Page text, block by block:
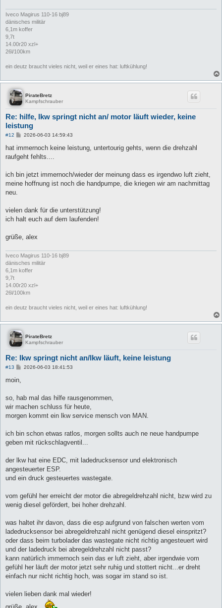
Iveco Magirus 110-16 bj89
dänisches militär
6,1m koffer
9,7t
14.00r20 xzl+
26l/100km
ein deutz braucht vieles nicht, weil er eines hat: luftkühlung!
PirateBretz
Kampfschrauber
Re: hilfe, lkw springt nicht an/ motor läuft wieder, keine
leistung
#12
B
i
r
2026-06-03 14:59:43
hat immernoch keine leistung, untertourig gehts, wenn die drehzahl
raufgeht fehlts....
ich bin jetzt immernoch/wieder der meinung dass es irgendwo luft zieht,
meine hoffnung ist noch die handpumpe, die kriegen wir am nachmittag
neu.
vielen dank für die unterstützung!
ich halt euch auf dem laufenden!
grüße, alex
Iveco Magirus 110-16 bj89
dänisches militär
6,1m koffer
9,7t
14.00r20 xzl+
26l/100km
ein deutz braucht vieles nicht, weil er eines hat: luftkühlung!
PirateBretz
Kampfschrauber
Re: lkw springt nicht an/lkw läuft, keine leistung
#13
B
a
2026-06-03 18:41:53
moin,
so, hab mal das hilfe rausgenommen,
wir machen schluss für heute,
morgen kommt ein lkw service mensch von MAN.
ich bin schon etwas ratlos, morgen sollts auch ne neue handpumpe
geben mit rückschlagventil...
der lkw hat eine EDC, mit ladedrucksensor und elektronisch
angesteuerter ESP.
und ein druck gesteuertes wastegate.
vom gefühl her erreicht der motor die abregeldrehzahl nicht, bzw wird zu
wenig diesel gefördert, bei hoher drehzahl.
was haltet ihr davon, dass die esp aufgrund von falschen werten vom
ladedrucksensor bei abregeldrehzahl nicht genügend diesel einspritzt?
oder dass beim turbolader das wastegate nicht richtig angesteuert wird
und der ladedruck bei abregeldrehzahl nicht passt?
kann natürlich immernoch sein das er luft zieht, aber irgendwie vom
gefühl her läuft der motor jetzt sehr ruhig und stottert nicht...er dreht
einfach nur nicht richtig hoch, was sogar im stand so ist.
vielen lieben dank mal wieder!